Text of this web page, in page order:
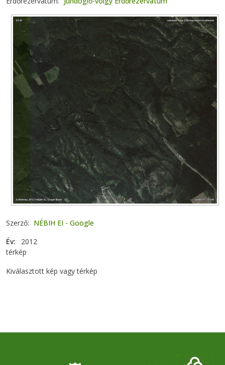
Szerző
NÉBIH EI - Google
Év
2012
térkép
Kiválasztott kép vagy térkép